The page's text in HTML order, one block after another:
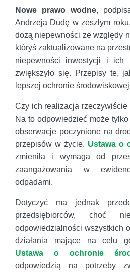
Nowe prawo wodne,
Andrzeja Dudę w zeszłym
dozą niepewności ze względy
któryś zaktualizowane na
niepewności inwestycji i ich
zwiększyło się. Przepisy te,
lepszej ochronie
Czy ich realizacja
Na to odpowiedzieć może
obserwacje poczynione na
przepisów w życie. Ustawa o
zmieniła i wymaga od
zaangażowania w
odpadami.
Dotyczyć ma jednak
przedsiębiorców,
odpowiedzialności wszystkich
działania mające na celu
Ustawa o ochronie
odpowiedzią na potrzeby